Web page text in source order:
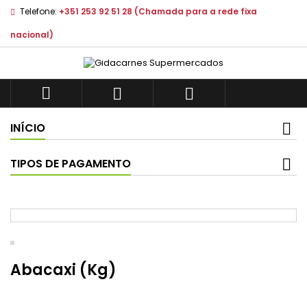
Telefone: +351 253 92 51 28 (Chamada para a rede fixa
nacional)
  
INÍCIO
TIPOS DE PAGAMENTO
Abacaxi (Kg)